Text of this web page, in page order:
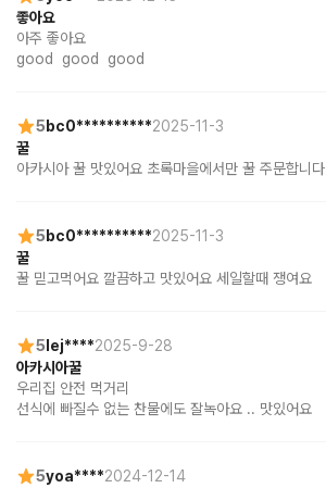
좋아요
아주 좋아요
good  good  good
5 bc0**********2025-11-3
꿀
아카시아 꿀 맛있어요 초록마을에서만 꿀 주문합니다
5 bc0**********2025-11-3
꿀
꿀 믿고먹어요 깔끔하고 맛있어요 세일할때 쟁여요
5 lej****2025-9-28
아카시아꿀
우리집 안전 먹거리
선식에 빠질수 없는 찬물에도 잘녹아요 .. 맛있어요
5yoa****2024-12-14